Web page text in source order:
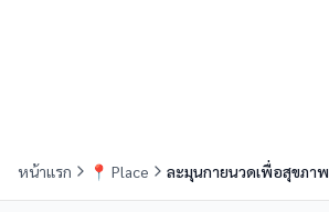
หน้าแรก 📍 Place ละมุนกายนวดเพื่อสุขภาพ